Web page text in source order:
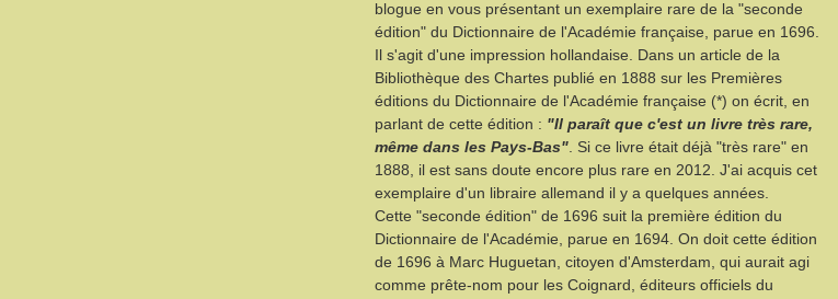
blogue en vous présentant un exemplaire rare de la "seconde
édition" du Dictionnaire de l'Académie française, parue en 1696.
Il s'agit d'une impression hollandaise. Dans un article de la
Bibliothèque des Chartes publié en 1888 sur les Premières
éditions du Dictionnaire de l'Académie française (*) on écrit, en
parlant de cette édition : "Il paraît que c'est un livre très rare,
même dans les Pays-Bas". Si ce livre était déjà "très rare" en
1888, il est sans doute encore plus rare en 2012. J'ai acquis cet
exemplaire d'un libraire allemand il y a quelques années.
Cette "seconde édition" de 1696 suit la première édition du
Dictionnaire de l'Académie, parue en 1694. On doit cette édition
de 1696 à Marc Huguetan, citoyen d'Amsterdam, qui aurait agi
comme prête-nom pour les Coignard, éditeurs officiels du